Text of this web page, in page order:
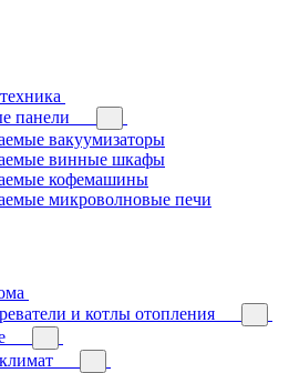
панели
вакуумизаторы
винные шкафы
кофемашины
микроволновые печи
и котлы отопления